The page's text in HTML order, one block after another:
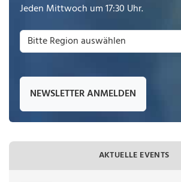
Jeden Mittwoch um 17:30 Uhr.
NEWSLETTER ANMELDEN
AKTUELLE EVENTS